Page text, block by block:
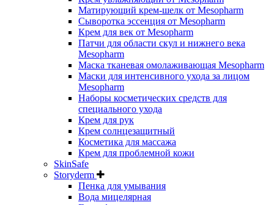
Матирующий крем-шелк от Mesopharm
Сыворотка эссенция от Mesopharm
Крем для век от Mesopharm
Патчи для области скул и нижнего века
Mesopharm
Маска тканевая омолаживающая Mesopharm
Маски для интенсивного ухода за лицом
Mesopharm
Наборы косметических средств для
специального ухода
Крем для рук
Крем солнцезащитный
Косметика для массажа
Крем для проблемной кожи
SkinSafe
Storyderm
Пенка для умывания
Вода мицелярная